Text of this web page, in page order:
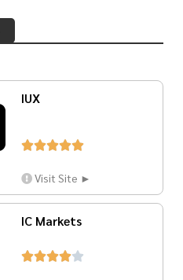
IUX

Visit Site ►
IC Markets
